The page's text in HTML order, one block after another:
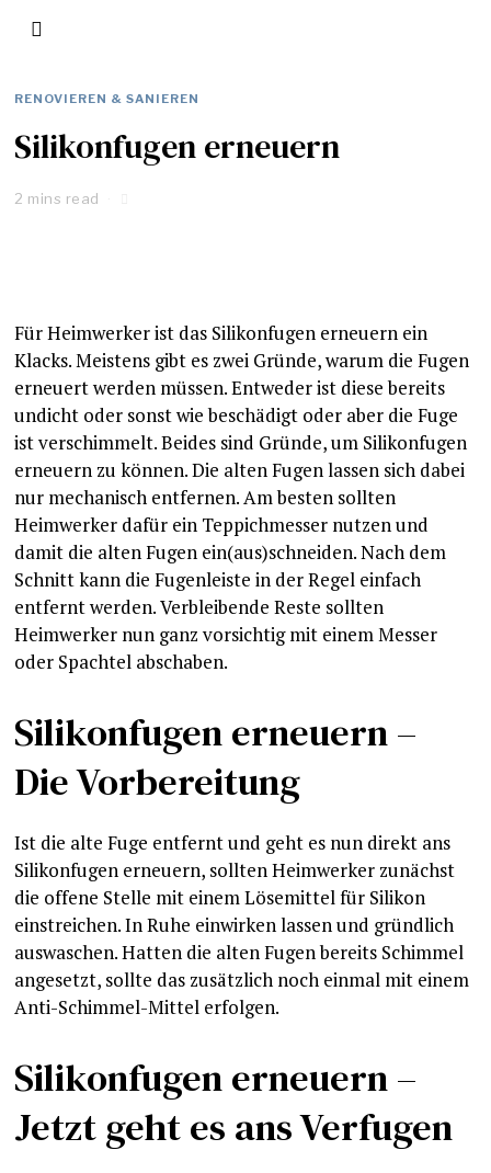
RENOVIEREN & SANIEREN
Silikonfugen erneuern
2 mins read
Für Heimwerker ist das Silikonfugen erneuern ein
Klacks. Meistens gibt es zwei Gründe, warum die Fugen
erneuert werden müssen. Entweder ist diese bereits
undicht oder sonst wie beschädigt oder aber die Fuge
ist verschimmelt. Beides sind Gründe, um Silikonfugen
erneuern zu können. Die alten Fugen lassen sich dabei
nur mechanisch entfernen. Am besten sollten
Heimwerker dafür ein Teppichmesser nutzen und
damit die alten Fugen ein(aus)schneiden. Nach dem
Schnitt kann die Fugenleiste in der Regel einfach
entfernt werden. Verbleibende Reste sollten
Heimwerker nun ganz vorsichtig mit einem Messer
oder Spachtel abschaben.
Silikonfugen erneuern –
Die Vorbereitung
Ist die alte Fuge entfernt und geht es nun direkt ans
Silikonfugen erneuern, sollten Heimwerker zunächst
die offene Stelle mit einem Lösemittel für Silikon
einstreichen. In Ruhe einwirken lassen und gründlich
auswaschen. Hatten die alten Fugen bereits Schimmel
angesetzt, sollte das zusätzlich noch einmal mit einem
Anti-Schimmel-Mittel erfolgen.
Silikonfugen erneuern –
Jetzt geht es ans Verfugen